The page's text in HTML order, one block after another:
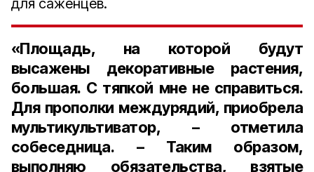
для саженцев.
«Площадь, на которой будут
высажены декоративные растения,
большая. С тяпкой мне не справиться.
Для прополки междурядий, приобрела
мультикультиватор, – отметила
собеседница. – Таким образом,
выполняю обязательства, взятые